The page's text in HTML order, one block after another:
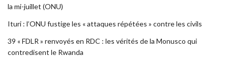
la mi-juillet (ONU)
Ituri : l’ONU fustige les « attaques répétées » contre les civils
39 « FDLR » renvoyés en RDC : les vérités de la Monusco qui
contredisent le Rwanda